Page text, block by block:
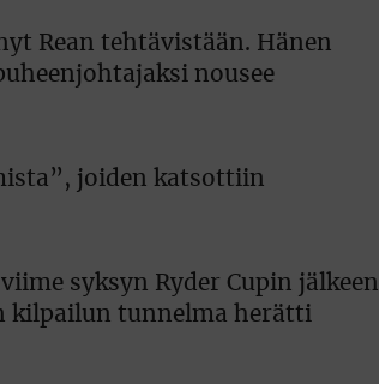
Rean tehtävistään. Hänen
nousee
joiden katsottiin
syksyn Ryder Cupin jälkeen
kilpailun tunnelma herätti